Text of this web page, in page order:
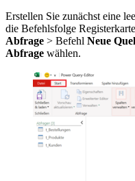
Erstellen Sie zunächst eine
die Befehlsfolge Registerkarte
Abfrage > Befehl Neue
Abfrage wählen.